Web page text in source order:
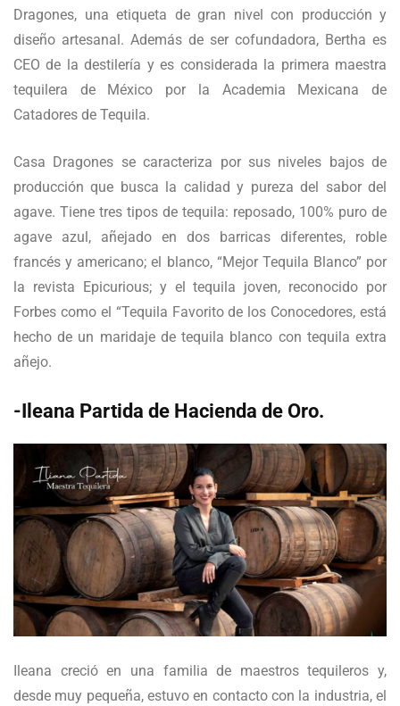
Dragones, una etiqueta de gran nivel con producción y
diseño artesanal. Además de ser cofundadora, Bertha es
CEO de la destilería y es considerada la primera maestra
tequilera de México por la Academia Mexicana de
Catadores de Tequila.
Casa Dragones se caracteriza por sus niveles bajos de
producción que busca la calidad y pureza del sabor del
agave. Tiene tres tipos de tequila: reposado, 100% puro de
agave azul, añejado en dos barricas diferentes, roble
francés y americano; el blanco, “Mejor Tequila Blanco” por
la revista Epicurious; y el tequila joven, reconocido por
Forbes como el “Tequila Favorito de los Conocedores, está
hecho de un maridaje de tequila blanco con tequila extra
añejo.
-Ileana Partida de Hacienda de Oro.
Ileana creció en una familia de maestros tequileros y,
desde muy pequeña, estuvo en contacto con la industria, el